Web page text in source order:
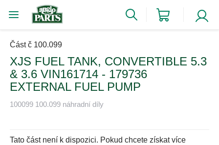
Část č 100.099
XJS FUEL TANK, CONVERTIBLE 5.3
& 3.6 VIN161714 - 179736
EXTERNAL FUEL PUMP
100099 100.099 náhradní díly
Tato část není k dispozici. Pokud chcete získat více